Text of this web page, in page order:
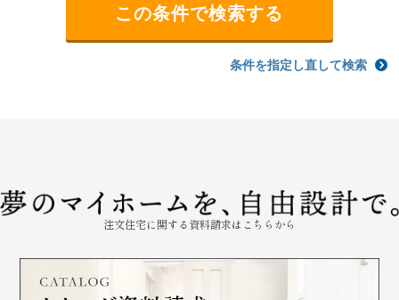
条件を指定し直して検索
注文住宅に関する資料請求はこちらから